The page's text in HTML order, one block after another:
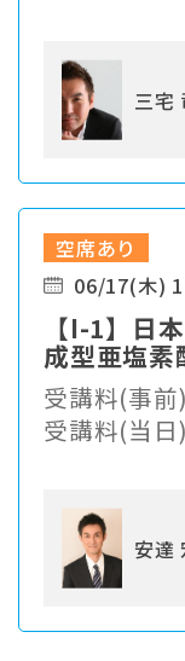
三宅
空席あり
06/17(木)
【I-1】⽇
成型亜塩素
対策
受講料(事
受講料(当
安達